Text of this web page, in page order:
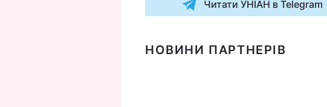
Читати УНІАН в Telegram
НОВИНИ ПАРТНЕРІВ